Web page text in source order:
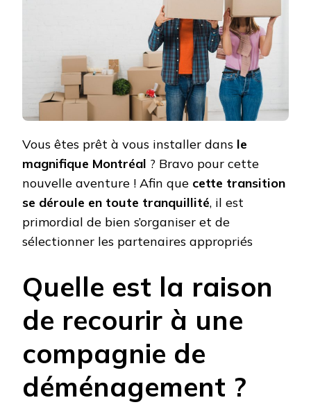
Vous êtes prêt à vous installer dans le
magnifique Montréal ? Bravo pour cette
nouvelle aventure ! Afin que cette transition
se déroule en toute tranquillité, il est
primordial de bien s’organiser et de
sélectionner les partenaires appropriés
Quelle est la raison
de recourir à une
compagnie de
déménagement ?